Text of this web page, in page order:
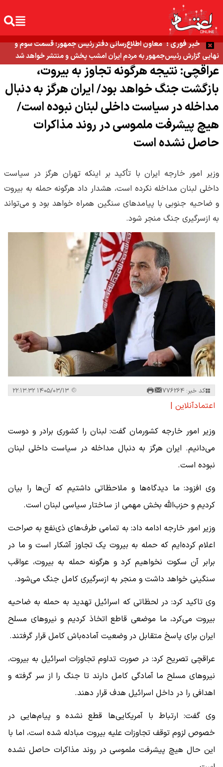
خبر فوری : معاون اطلاع‌رسانی دفتر رئیس جمهور: قسمت سوم و
نهایی گزارش رئیس‌جمهور به مردم ایران امشب پخش و منتشر خواهد شد
عراقچی: نتیجه هرگونه تجاوز به بیروت،
بازگشت جنگ خواهد بود/ ایران هرگز به دنبال
مداخله در سیاست داخلی لبنان نبوده است/
هیچ پیشرفت ملموسی در روند مذاکرات
حاصل نشده است
وزیر امور خارجه ایران با تأکید بر اینکه تهران هرگز در سیاست
داخلی لبنان مداخله نکرده است، هشدار داد هرگونه حمله به بیروت
و ضاحیه جنوبی با پیامدهای سنگین همراه خواهد بود و می‌تواند
به ازسرگیری جنگ منجر شود.
کد خبر: 776264
اعتمادآنلاین |
وزیر امور خارجه کشورمان گفت: لبنان را کشوری برادر و دوست
می‌دانیم. ایران هرگز به دنبال مداخله در سیاست داخلی لبنان
نبوده است.
وی افزود: ما دیدگاه‌ها و ملاحظاتی داشتیم که آن‌ها را بیان
کردیم و حزب‌الله بخش مهمی از ساختار سیاسی لبنان است.
وزیر امور خارجه ادامه داد: به تمامی طرف‌های ذی‌نفع به صراحت
اعلام کرده‌ایم که حمله به بیروت یک تجاوز آشکار است و ما در
برابر آن سکوت نخواهیم کرد و هرگونه حمله به بیروت، عواقب
سنگینی خواهد داشت و منجر به ازسرگیری کامل جنگ می‌شود.
وی تاکید کرد: در لحظاتی که اسرائیل تهدید به حمله به ضاحیه
بیروت می‌کرد، ما موضعی قاطع اتخاذ کردیم و نیروهای مسلح
ایران برای پاسخ متقابل در وضعیت آماده‌باش کامل قرار گرفتند.
عراقچی تصریح کرد: در صورت تداوم تجاوزات اسرائیل به بیروت،
نیروهای مسلح ما آمادگی کامل دارند تا جنگ را از سر گرفته و
اهدافی را در داخل اسرائیل هدف قرار دهند.
وی گفت: ارتباط با آمریکایی‌ها قطع نشده و پیام‌هایی در
خصوص لزوم توقف تجاوزات علیه بیروت مبادله شده است، اما با
این حال هیچ پیشرفت ملموسی در روند مذاکرات حاصل نشده